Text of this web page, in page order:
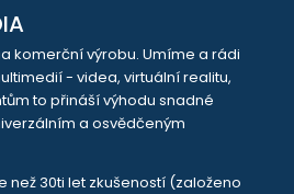
komerční výrobu. Umíme a rádi
- videa, virtuální realitu,
to přináší výhodu snadné
a osvědčeným
než 30ti let zkušeností (založeno